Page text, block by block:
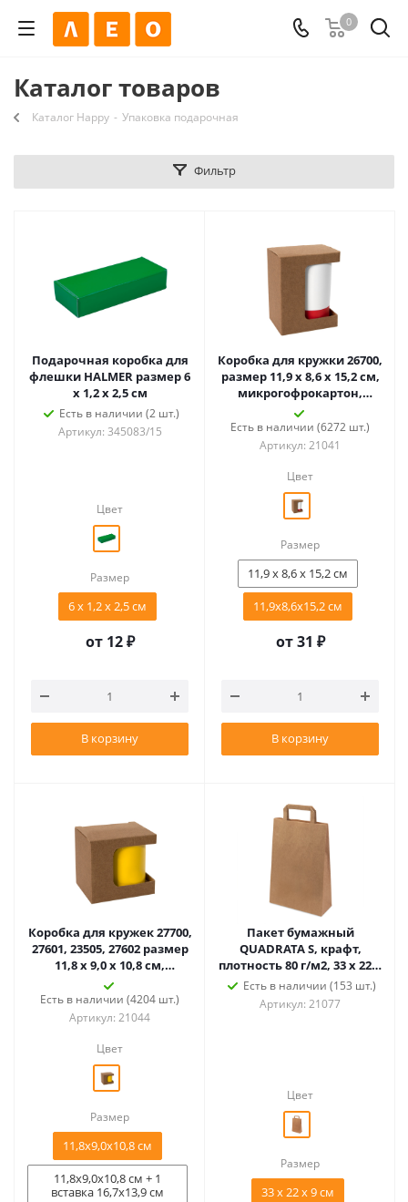
0
Каталог товаров
Каталог Happy - Упаковка подарочная
Фильтр
Подарочная коробка для
флешки HALMER размер 6
x 1,2 x 2,5 см
Есть в наличии (2 шт.)
Артикул: 345083/15
Цвет
Размер
6 x 1,2 x 2,5 см
от 12 ₽
В корзину
Коробка для кружки 26700,
размер 11,9 х 8,6 х 15,2 см,
микрогофрокартон,
коричневый
Есть в наличии (6272 шт.)
Артикул: 21041
Цвет
Размер
11,9 х 8,6 х 15,2 см
11,9х8,6х15,2 см
от31 ₽
В корзину
Коробка для кружек 27700,
27601, 23505, 27602 размер
11,8 х 9,0 х 10,8 см,
микрогофрок.,
коричневый
Есть в наличии (4204 шт.)
Артикул: 21044
Цвет
Размер
11,8х9,0х10,8 см
11,8х9,0х10,8 см + 1
вставка 16,7х13,9 см
Пакет бумажный
QUADRATA S, крафт,
плотность 80 г/м2, 33 х 22 х
9 cм
Есть в наличии (153 шт.)
Артикул: 21077
Цвет
Размер
33 х 22 х 9 cм